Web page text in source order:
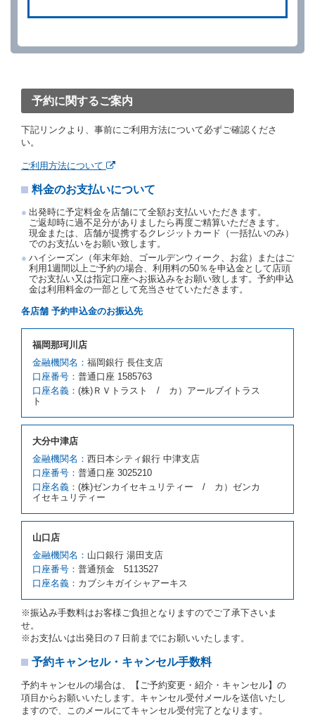
ができます。
を１時間以上経過してもレンタカー貸渡契約（以下
約取消手数料を当社に支払うものとし、当社は、この
予約取消手数料の支払いがあったときは、受領済の予
約申込金を借受人に返還するものとします。
当社の都合により、予約が取り消されたとき、又は貸
約申込金を返還するものとします。
若しくは当社のいずれの責にもよらない事由により貸
たものとします。この場合、当社は受領済の予約申込
金を返還するものとします。
第５条（代替レンタカー）
当社は、借受人から予約のあった車種クラスのレンタ
カーを貸し渡すことができないときは、予約と異なる
車種クラスのレンタカー（以下「代替レンタカー」と
いいます。）の貸渡しを申し入れることができるもの
とします。
クラスを除き予約時と同一の借受条件でレンタカー提
携先の代替レンタカーを貸し渡すものとします。な
お、代替レンタカーの貸渡料金が予約された車種クラ
スの貸渡料金より高くなるときは、予約した車種クラ
スの貸渡料金によるものとし、予約された車種クラス
借受人は、第１項の代替レンタカーの貸渡しの申入れ
を拒絶し、予約を取り消すことができるものとしま
す。
前項の場合、第１項の貸渡しをすることができない原
因が、当社の責に帰する事由によるときには第４条第
４項の予約の取消しとして取り扱い、当社は受領済の
予約申込金を返還するものとします。
原因が、当社の責に帰さない事由による時には第４条
第５項の予約の取消しとして取り扱い、当社は受領済
の予約申込金を返還するものとします。
第６条（免責）
当社及び借受人は、予約が取り消され、又は貸渡契約
が締結されなかったことについて、第４条及び第５条
に定める場合を除き、相互に何らの請求をしないもの
とします。
第３章／貸 渡 し
第７条（貸渡契約の締結）
借受人は第２条第１項に定める借受条件を明示し、当
予約に関するご案内
下記リンクより、事前にご利用方法について必ずご確認くださ
い。
ご利用方法について
料金のお支払いについて
出発時に予定料金を店舗にて全額お支払いいただきます。
ご返却時に過不足分がありましたら再度ご精算いただきます。
現金または、店舗が提携するクレジットカード（一括払いのみ）
でのお支払いをお願い致します。
ハイシーズン（年末年始、ゴールデンウィーク、お盆）またはご
利用1週間以上ご予約の場合、利用料の50％を申込金として店頭
でお支払い又は指定口座へお振込みをお願い致します。予約申込
金は利用料金の一部として充当させていただきます。
各店舗 予約申込金のお振込先
福岡那珂川店
金融機関名： 福岡銀行 長住支店
口座番号： 普通口座 1585763
口座名義： (株)ＲＶトラスト / カ）アールブイトラス
ト
大分中津店
金融機関名： 西日本シティ銀行 中津支店
口座番号： 普通口座 3025210
口座名義： (株)ゼンカイセキュリティー / カ）ゼンカ
イセキュリティー
山口店
金融機関名： 山口銀行 湯田支店
口座番号： 普通預金 5113527
口座名義： カブシキガイシャアーキス
※振込み手数料はお客様ご負担となりますのでご了承下さいま
せ。
※お支払いは出発日の７日前までにお願いいたします。
予約キャンセル・キャンセル手数料
予約キャンセルの場合は、【ご予約変更・紹介・キャンセル】の
項目からお願いいたします。キャンセル受付メールを送信いたし
ますので、このメールにてキャンセル受付完了となります。